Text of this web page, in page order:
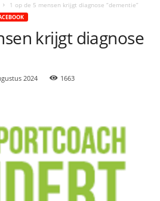
1 op de 5 mensen krijgt diagnose “dementie”
krijgt diagnose
2024 1663